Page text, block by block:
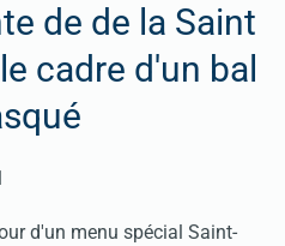
de de la Saint
cadre d'un bal
d'un menu spécial Saint-